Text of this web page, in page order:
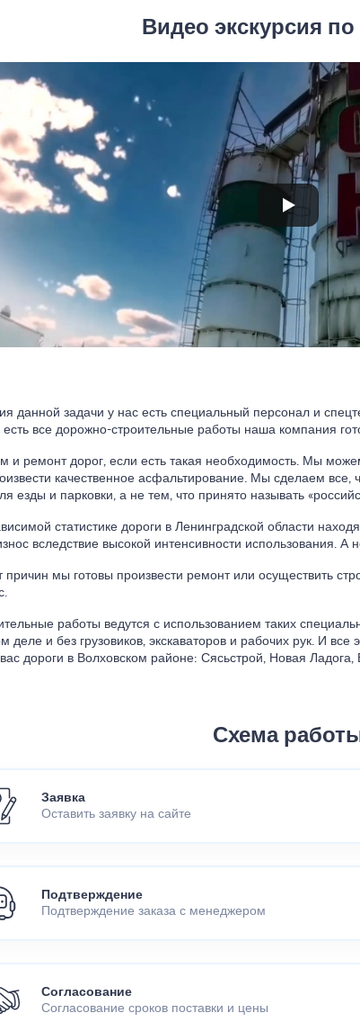
Видео экскурсия
данной задачи у нас есть специальный персонал и
все дорожно-строительные работы наша компания
и ремонт дорог, если есть такая необходимость. Мы
качественное асфальтирование. Мы сделаем
езды и парковки, а не тем, что принято называть
статистике дороги в Ленинградской области
вследствие высокой интенсивности использования. А
причин мы готовы произвести ремонт или осуществить
работы ведутся с использованием таких
деле и без грузовиков, экскаваторов и рабочих рук. И
дороги в Волховском районе: Сясьстрой, Новая Ладога,
Схема
Заявка
Оставить заявку на сайте
Подтверждение
Подтверждение заказа с менеджером
Согласование
Согласование сроков поставки и цены